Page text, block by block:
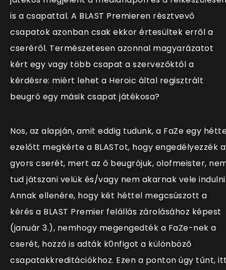
is a csapattal. A BLAST Premieren résztvevő
csapatok azonban csak ekkor értesültek erről a
cseréről. Természetesen azonnal magyarázatot
kért egy vagy több csapat a szervezőktől a
kérdésre: miért lehet a Heroic által regisztrált
beugró egy másik csapat játékosa?
Nos, az alapján, amit eddig tudunk, a FaZe egy
ezelőtt megkérte a BLASTot, hogy engedélyezzék a
gyors cserét, mert az ő beugrójuk, olofmeister,
tud játszani velük és/vagy nem akarnak vele
Annak ellenére, hogy két héttel megcsúszott a
kérés a BLAST Premier felállás zárolásához képest
(január 3.), nemhogy megengedték a FaZe-nek a
cserét, hozzá is adták k0nfigot a különböző
csapatakkreditációkhoz. Ezen a ponton úgy tűnt,